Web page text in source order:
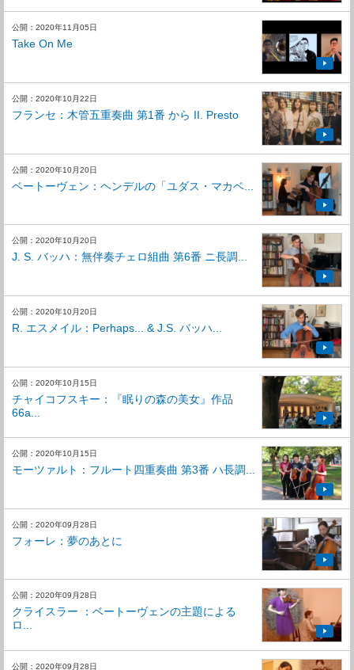
公開：2020年11月05日
Take On Me
公開：2020年10月22日
フランセ：木管五重奏曲 第1番 から II. Presto
公開：2020年10月20日
ベートーヴェン：ヘンデルの「ユダス・マカベ...
公開：2020年10月20日
J. S. バッハ：無伴奏チェロ組曲 第6番 ニ長調...
公開：2020年10月20日
R. エスメイル：Perhaps... & J.S. バッハ...
公開：2020年10月15日
チャイコフスキー：『眠りの森の美女』作品
66a...
公開：2020年10月15日
モーツァルト：フルート四重奏曲 第3番 ハ長調...
公開：2020年09月28日
フォーレ：夢のあとに
公開：2020年09月28日
クライスラー ：ベートーヴェンの主題による
ロ...
公開：2020年09月28日